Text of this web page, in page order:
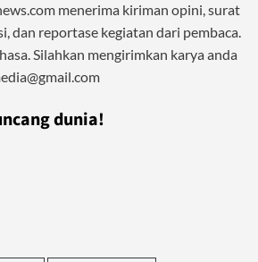
menerima kiriman opini, surat
dan reportase kegiatan dari pembaca.
Silahkan mengirimkan karya anda
dunia!